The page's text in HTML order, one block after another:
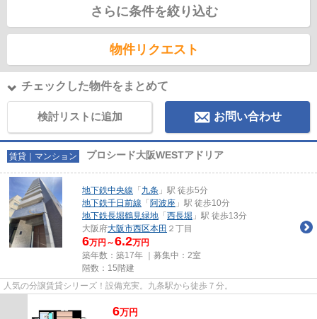
さらに条件を絞り込む
物件リクエスト
チェックした物件をまとめて
検討リストに追加 お問い合わせ
賃貸｜マンション プロシード大阪WESTアドリア
地下鉄中央線 「 九条 」駅 徒歩5分
地下鉄千日前線 「 阿波座 」駅 徒歩10分
地下鉄長堀鶴見緑地 「 西長堀 」駅 徒歩13分
大阪府大阪市西区本田 ２丁目
6万円～6.2万円
築年数：築17年 ｜募集中： 2室
階数：15階建
人気の分譲賃貸シリーズ！設備充実。九条駅から徒歩７分。
6万円